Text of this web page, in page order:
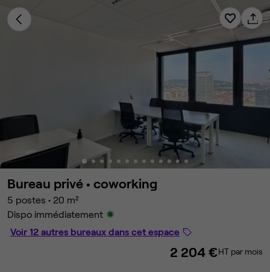
Bureau privé • coworking
5 postes • 20 m²
Dispo immédiatement
Voir 12 autres bureaux dans cet espace
2 204 €HT par mois